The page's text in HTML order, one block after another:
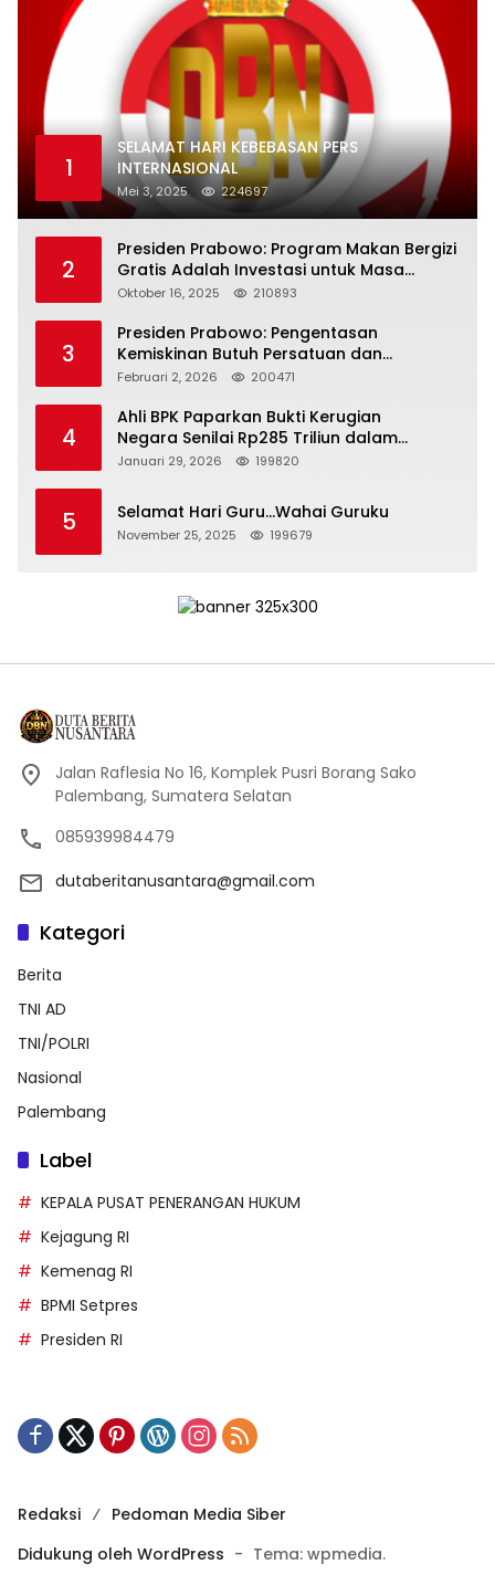
1
SELAMAT HARI KEBEBASAN PERS
INTERNASIONAL
Mei 3, 2025 224697
2
Presiden Prabowo: Program Makan Bergizi
Gratis Adalah Investasi untuk Masa
Depan Bangsa
Oktober 16, 2025 210893
3
Presiden Prabowo: Pengentasan
Kemiskinan Butuh Persatuan dan
Kepemimpinan yang Bertanggung Jawab
Februari 2, 2026 200471
4
Ahli BPK Paparkan Bukti Kerugian
Negara Senilai Rp285 Triliun dalam
Persidangan Korupsi PT Pertamina
Januari 29, 2026 199820
5 Selamat Hari Guru…Wahai Guruku
November 25, 2025 199679
Jalan Raflesia No 16, Komplek Pusri Borang Sako
Palembang, Sumatera Selatan
085939984479
dutaberitanusantara@gmail.com
Kategori
Berita
TNI AD
TNI/POLRI
Nasional
Palembang
Label
KEPALA PUSAT PENERANGAN HUKUM
Kejagung RI
Kemenag RI
BPMI Setpres
Presiden RI
Redaksi
Pedoman Media Siber
Didukung oleh WordPress - Tema: wpmedia.